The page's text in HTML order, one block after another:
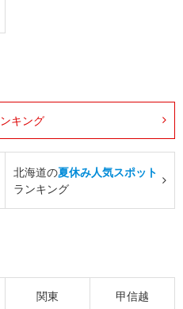
キング
北海道の夏休み人気スポット
ランキング
関東 甲信越